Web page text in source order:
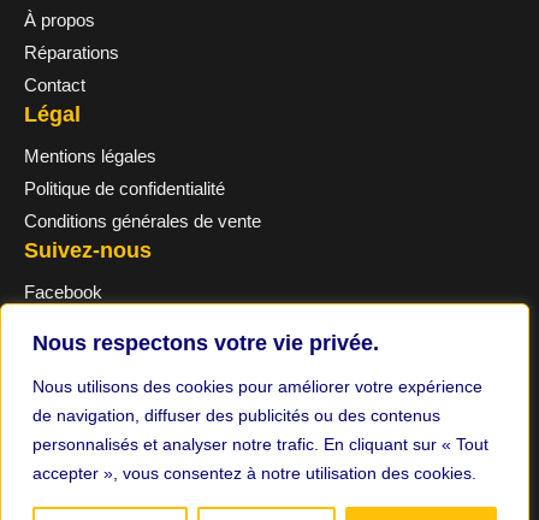
Nous respectons votre vie privée.
Nous utilisons des cookies pour améliorer votre expérience
de navigation, diffuser des publicités ou des contenus
personnalisés et analyser notre trafic. En cliquant sur « Tout
accepter », vous consentez à notre utilisation des cookies.
À propos
Réparations
Contact
Légal
Mentions légales
Politique de confidentialité
Conditions générales de vente
Suivez-nous
Facebook
© 2026 RSPC81. Tous droits réservés.
Site réalisé parTechFlow